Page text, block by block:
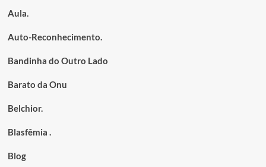
Aula.
Auto-Reconhecimento.
Bandinha do Outro Lado
Barato da Onu
Belchior.
Blasfêmia .
Blog